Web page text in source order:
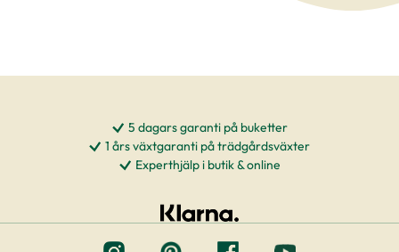
5 dagars garanti på buketter
1 års växtgaranti på trädgårdsväxter
Experthjälp i butik & online